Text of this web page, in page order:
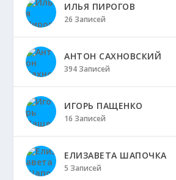
ИЛЬЯ ПИРОГОВ
26 Записей
АНТОН САХНОВСКИЙ
394 Записей
ИГОРЬ ПАЩЕНКО
16 Записей
ЕЛИЗАВЕТА ШАПОЧКА
5 Записей